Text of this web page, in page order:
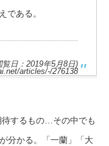
である。
日：2019年5月8日)
articles/-/276138
するもの…その中でも
分かる。「一蘭」「大